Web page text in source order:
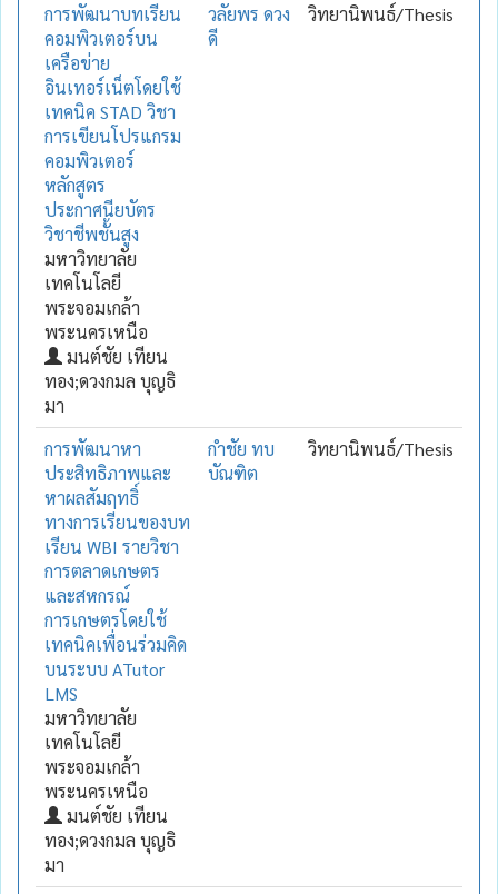
การพัฒนาบทเรียน
คอมพิวเตอร์บน
เครือข่าย
อินเทอร์เน็ตโดยใช้
เทคนิค STAD วิชา
การเขียนโปรแกรม
คอมพิวเตอร์
หลักสูตร
ประกาศนียบัตร
วิชาชีพชั้นสูง
มหาวิทยาลัย
เทคโนโลยี
พระจอมเกล้า
พระนครเหนือ
มนต์ชัย เทียน
ทอง;ดวงกมล บุญธิ
มา
วลัยพร ดวง
ดี
วิทยานิพนธ์/Thesis
การพัฒนาหา
ประสิทธิภาพและ
หาผลสัมฤทธิ์
ทางการเรียนของบท
เรียน WBI รายวิชา
การตลาดเกษตร
และสหกรณ์
การเกษตรโดยใช้
เทคนิคเพื่อนร่วมคิด
บนระบบ ATutor
LMS
มหาวิทยาลัย
เทคโนโลยี
พระจอมเกล้า
พระนครเหนือ
มนต์ชัย เทียน
ทอง;ดวงกมล บุญธิ
มา
กำชัย ทบ
บัณฑิต
วิทยานิพนธ์/Thesis